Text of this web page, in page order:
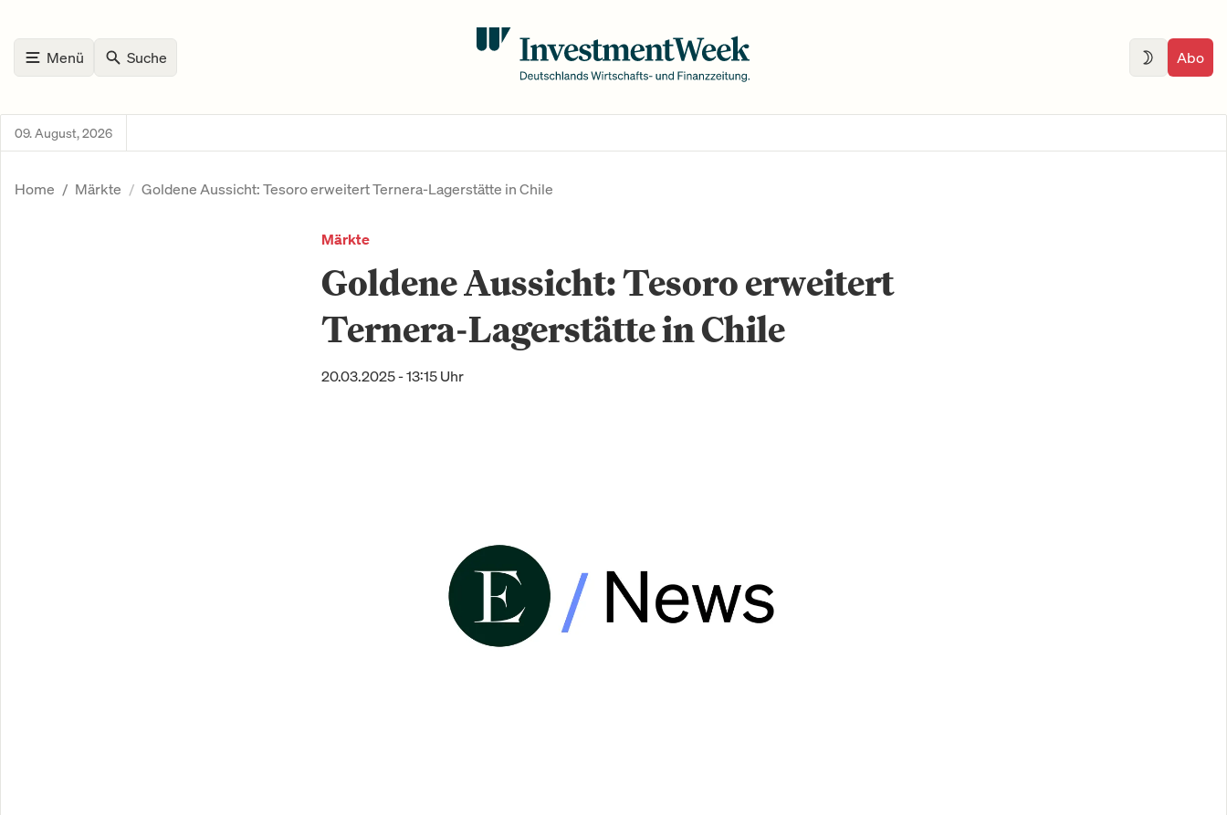
Menü Suche Abo
09. August, 2026
Home Märkte Goldene Aussicht: Tesoro erweitert Ternera-Lagerstätte in Chile
Märkte
Goldene Aussicht: Tesoro erweitert
Ternera-Lagerstätte in Chile
20.03.2025 - 13:15 Uhr